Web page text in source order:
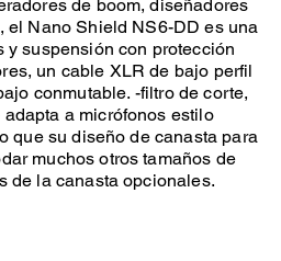
de boom, diseñadores
el Nano Shield NS6-DD es una
suspensión con protección
un cable XLR de bajo perfil
conmutable. -filtro de corte,
a micrófonos estilo
que su diseño de canasta para
muchos otros tamaños de
de la canasta opcionales.